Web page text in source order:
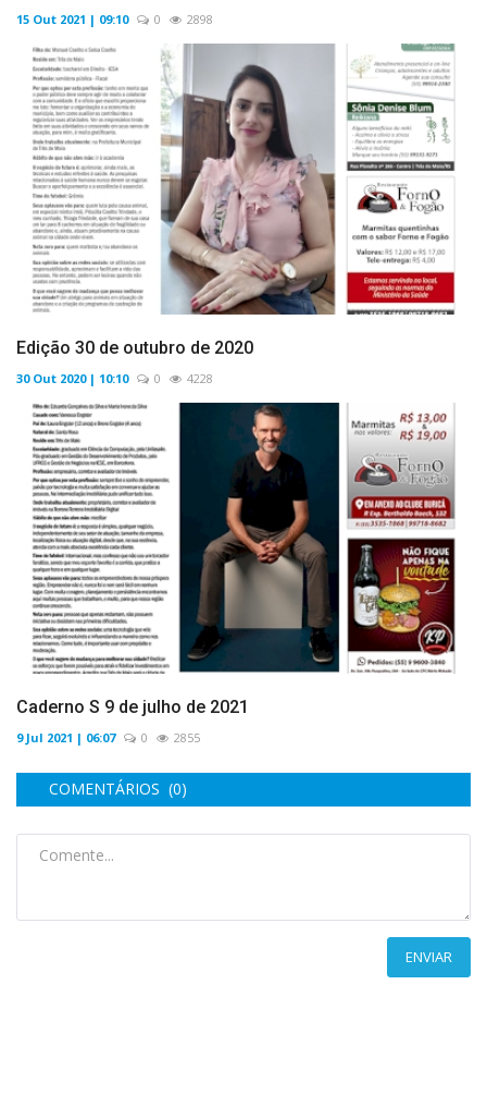
15 Out 2021 | 09:10 0 2898
Edição 30 de outubro de 2020
30 Out 2020 | 10:10 0 4228
Caderno S 9 de julho de 2021
9 Jul 2021 | 06:07 0 2855
COMENTÁRIOS (0)
ENVIAR